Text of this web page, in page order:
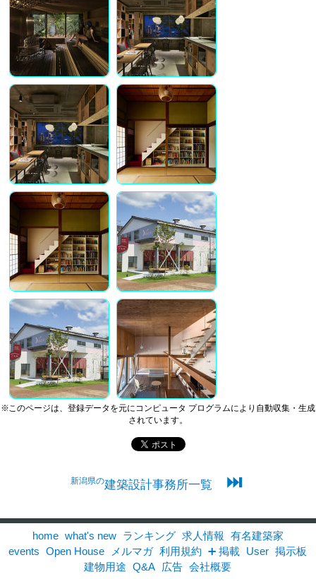
※このページは、登録データを元にコンピュータ プログラムにより自動収集・生成
されています。
新潟県の建築設計事務所一覧 ⏭
home what's new ランキング 求人情報 有名建築家
events
Open House メルマガ 利用規約 ➕ 掲載 User 掲示板
建物用途
Q&A 広告 会社概要